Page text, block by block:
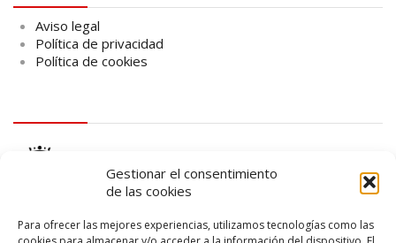
Gestionar el consentimiento
de las cookies
Para ofrecer las mejores experiencias, utilizamos tecnologías como las
Aviso legal
Política de privacidad
Política de cookies